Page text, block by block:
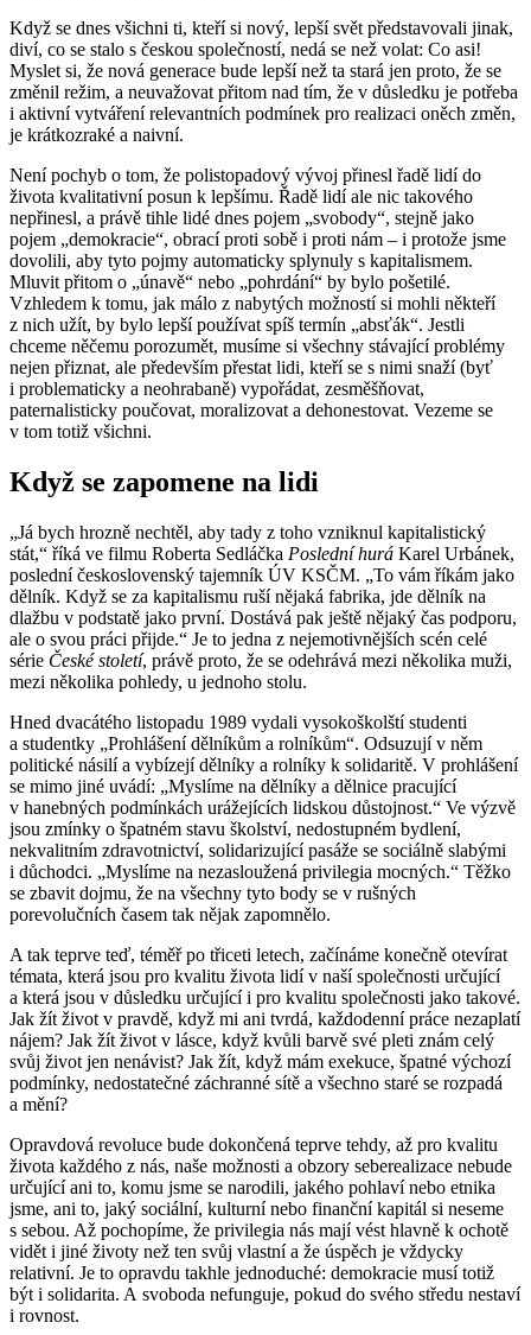
Když se dnes všichni ti, kteří si nový, lepší svět představovali jinak,
diví, co se stalo s českou společností, nedá se než volat: Co asi!
Myslet si, že nová generace bude lepší než ta stará jen proto, že se
změnil režim, a neuvažovat přitom nad tím, že v důsledku je potřeba
i aktivní vytváření relevantních podmínek pro realizaci oněch změn,
je krátkozraké a naivní.
Není pochyb o tom, že polistopadový vývoj přinesl řadě lidí do
života kvalitativní posun k lepšímu. Řadě lidí ale nic takového
nepřinesl, a právě tihle lidé dnes pojem „svobody“, stejně jako
pojem „demokracie“, obrací proti sobě i proti nám – i protože jsme
dovolili, aby tyto pojmy automaticky splynuly s kapitalismem.
Mluvit přitom o „únavě“ nebo „pohrdání“ by bylo pošetilé.
Vzhledem k tomu, jak málo z nabytých možností si mohli někteří
z nich užít, by bylo lepší používat spíš termín „absťák“. Jestli
chceme něčemu porozumět, musíme si všechny stávající problémy
nejen přiznat, ale především přestat lidi, kteří se s nimi snaží (byť
i problematicky a neohrabaně) vypořádat, zesměšňovat,
paternalisticky poučovat, moralizovat a dehonestovat. Vezeme se
v tom totiž všichni.
Když se zapomene na lidi
„Já bych hrozně nechtěl, aby tady z toho vzniknul kapitalistický
stát,“ říká ve filmu Roberta Sedláčka Poslední hurá Karel Urbánek,
poslední československý tajemník ÚV KSČM. „To vám říkám jako
dělník. Když se za kapitalismu ruší nějaká fabrika, jde dělník na
dlažbu v podstatě jako první. Dostává pak ještě nějaký čas podporu,
ale o svou práci přijde.“ Je to jedna z nejemotivnějších scén celé
série České století, právě proto, že se odehrává mezi několika muži,
mezi několika pohledy, u jednoho stolu.
Hned dvacátého listopadu 1989 vydali vysokoškolští studenti
a studentky „Prohlášení dělníkům a rolníkům“. Odsuzují v něm
politické násilí a vybízejí dělníky a rolníky k solidaritě. V prohlášení
se mimo jiné uvádí: „Myslíme na dělníky a dělnice pracující
v hanebných podmínkách urážejících lidskou důstojnost.“ Ve výzvě
jsou zmínky o špatném stavu školství, nedostupném bydlení,
nekvalitním zdravotnictví, solidarizující pasáže se sociálně slabými
i důchodci. „Myslíme na nezasloužená privilegia mocných.“ Těžko
se zbavit dojmu, že na všechny tyto body se v rušných
porevolučních časem tak nějak zapomnělo.
A tak teprve teď, téměř po třiceti letech, začínáme konečně otevírat
témata, která jsou pro kvalitu života lidí v naší společnosti určující
a která jsou v důsledku určující i pro kvalitu společnosti jako takové.
Jak žít život v pravdě, když mi ani tvrdá, každodenní práce nezaplatí
nájem? Jak žít život v lásce, když kvůli barvě své pleti znám celý
svůj život jen nenávist? Jak žít, když mám exekuce, špatné výchozí
podmínky, nedostatečné záchranné sítě a všechno staré se rozpadá
a mění?
Opravdová revoluce bude dokončená teprve tehdy, až pro kvalitu
života každého z nás, naše možnosti a obzory seberealizace nebude
určující ani to, komu jsme se narodili, jakého pohlaví nebo etnika
jsme, ani to, jaký sociální, kulturní nebo finanční kapitál si neseme
s sebou. Až pochopíme, že privilegia nás mají vést hlavně k ochotě
vidět i jiné životy než ten svůj vlastní a že úspěch je vždycky
relativní. Je to opravdu takhle jednoduché: demokracie musí totiž
být i solidarita. A svoboda nefunguje, pokud do svého středu nestaví
i rovnost.